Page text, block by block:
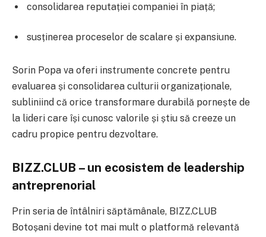
consolidarea reputației companiei în piață;
susținerea proceselor de scalare și expansiune.
Sorin Popa va oferi instrumente concrete pentru
evaluarea și consolidarea culturii organizaționale,
subliniind că orice transformare durabilă pornește de
la lideri care își cunosc valorile și știu să creeze un
cadru propice pentru dezvoltare.
BIZZ.CLUB – un ecosistem de leadership
antreprenorial
Prin seria de întâlniri săptămânale, BIZZ.CLUB
Botoșani devine tot mai mult o platformă relevantă